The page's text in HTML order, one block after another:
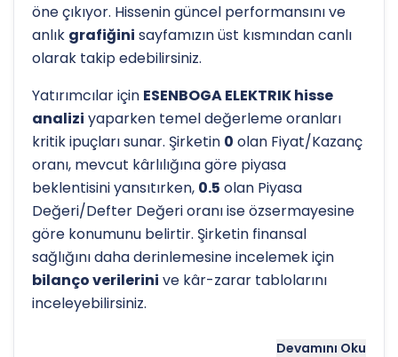
öne çıkıyor. Hissenin güncel performansını ve
anlık grafiğini sayfamızın üst kısmından canlı
olarak takip edebilirsiniz.
Yatırımcılar için ESENBOGA ELEKTRIK hisse
analizi yaparken temel değerleme oranları
kritik ipuçları sunar. Şirketin 0 olan Fiyat/Kazanç
oranı, mevcut kârlılığına göre piyasa
beklentisini yansıtırken, 0.5 olan Piyasa
Değeri/Defter Değeri oranı ise özsermayesine
göre konumunu belirtir. Şirketin finansal
sağlığını daha derinlemesine incelemek için
bilanço verilerini ve kâr-zarar tablolarını
inceleyebilirsiniz.
Hissenin uzun vadeli trendini ve potansiyelDevamını Oku